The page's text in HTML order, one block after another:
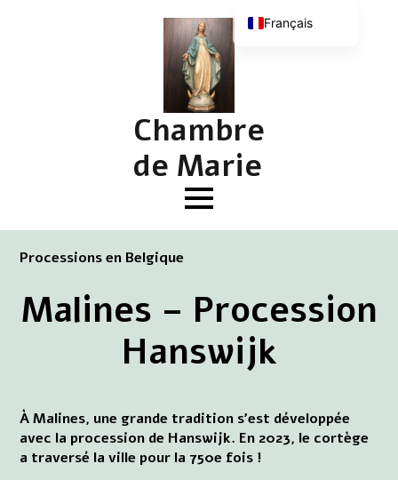
Chambre
de Marie
Processions en Belgique
Malines – Procession
Hanswijk
À Malines, une grande tradition s'est développée
avec la procession de Hanswijk. En 2023, le cortège
a traversé la ville pour la 750e fois !
Français